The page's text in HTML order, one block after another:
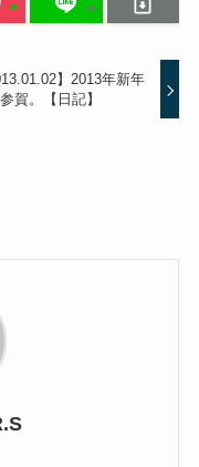
】2013年新年
賀。【日記】